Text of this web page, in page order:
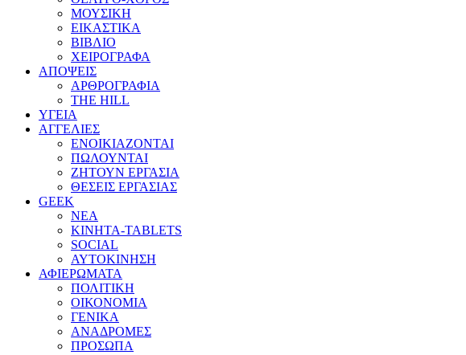
ΜΟΥΣΙΚΗ
ΕΙΚΑΣΤΙΚΑ
ΒΙΒΛΙΟ
ΧΕΙΡΟΓΡΑΦΑ
ΑΠΟΨΕΙΣ
ΑΡΘΡΟΓΡΑΦΙΑ
THE HILL
ΥΓΕΙΑ
ΑΓΓΕΛΙΕΣ
ΕΝΟΙΚΙΑΖΟΝΤΑΙ
ΠΩΛΟΥΝΤΑΙ
ΖΗΤΟΥΝ ΕΡΓΑΣΙΑ
ΘΕΣΕΙΣ ΕΡΓΑΣΙΑΣ
GEEK
ΝΕΑ
ΚΙΝΗΤΑ-TABLETS
SOCIAL
ΑΥΤΟΚΙΝΗΣΗ
ΑΦΙΕΡΩΜΑΤΑ
ΠΟΛΙΤΙΚΗ
ΟΙΚΟΝΟΜΙΑ
ΓΕΝΙΚΑ
ΑΝΑΔΡΟΜΕΣ
ΠΡΟΣΩΠΑ